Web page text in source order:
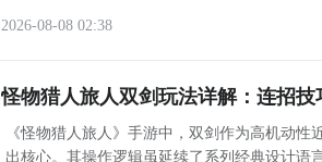
2026-08-08 02:38
怪物猎人旅人双剑玩法详解：连招
《怪物猎人旅人》手游中，双剑作为高机动
出核心。其操作逻辑虽延续了系列经典设计语